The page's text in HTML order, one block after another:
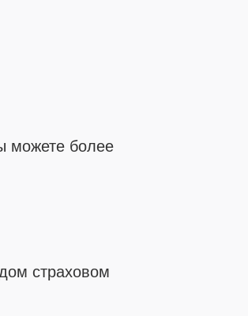
можете более
страховом